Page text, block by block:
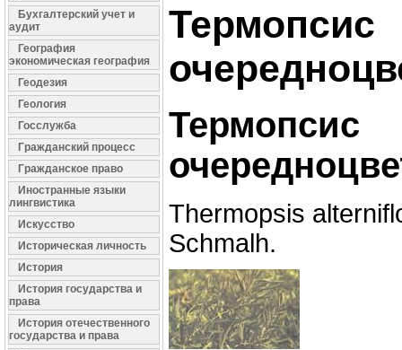
Бухгалтерский учет и
аудит
География
экономическая география
Геодезия
Геология
Госслужба
Гражданский процесс
Гражданское право
Иностранные языки
лингвистика
Искусство
Историческая личность
История
История государства и
права
История отечественного
государства и права
Термопсис
Термопсис
Thermopsis
Schmalh.